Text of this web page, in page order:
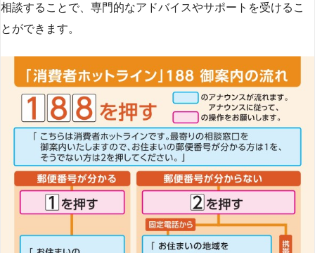
相談することで、専門的なアドバイスやサポートを受けるこ
とができます​​。